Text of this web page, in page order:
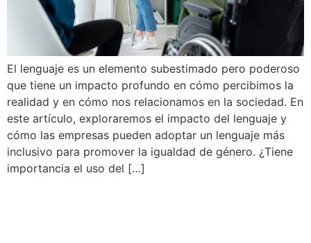
El lenguaje es un elemento subestimado pero poderoso
que tiene un impacto profundo en cómo percibimos la
realidad y en cómo nos relacionamos en la sociedad. En
este artículo, exploraremos el impacto del lenguaje y
cómo las empresas pueden adoptar un lenguaje más
inclusivo para promover la igualdad de género. ¿Tiene
importancia el uso del […]